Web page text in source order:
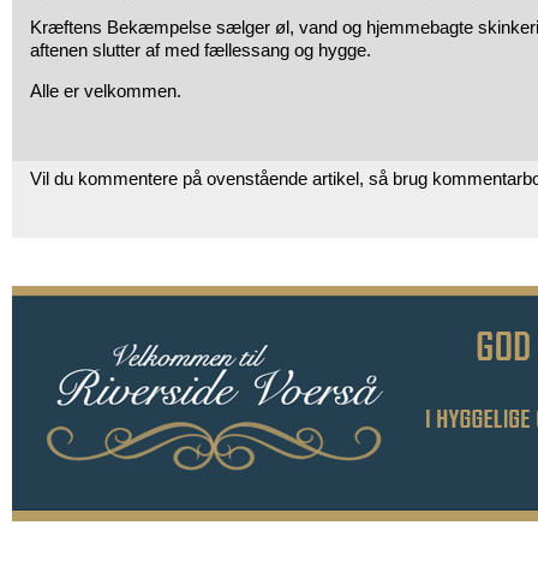
Kræftens Bekæmpelse sælger øl, vand og hjemmebagte
aftenen slutter af med fællessang og hygge.
Alle er velkommen.
Vil du kommentere på ovenstående artikel, så brug